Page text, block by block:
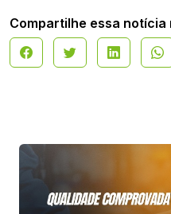
Compartilhe essa notícia